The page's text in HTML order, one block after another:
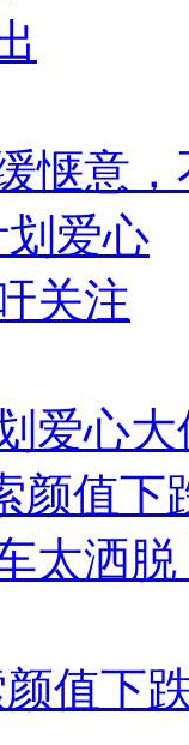
惬意
爱心
颜值下